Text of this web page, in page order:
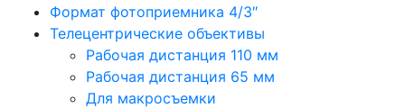
Формат фотоприемника 4/3″
Телецентрические объективы
Рабочая дистанция 110 мм
Рабочая дистанция 65 мм
Для макросъемки